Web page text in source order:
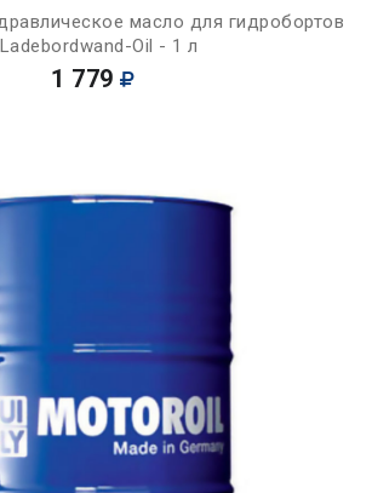
масло для гидробортов
Ladebordwand-Oil - 1 л
1 779